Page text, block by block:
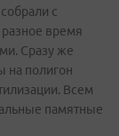
с
время
Сразу же
на полигон
Всем
памятные